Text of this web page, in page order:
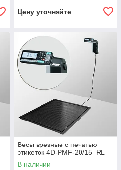
Цену уточняйте
Весы врезные с печатью
этикеток 4D-PMF-20/15_RL
В наличии